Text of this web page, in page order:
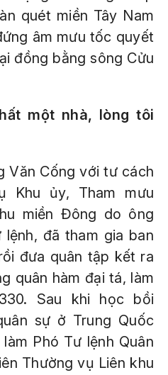
quét miền Tây Nam
âm mưu tốc quyết
đồng bằng sông Cửu
một nhà, lòng tôi
Văn Cống với tư cách
Khu ủy, Tham mưu
miền Đông do ông
đã tham gia ban
đưa quân tập kết ra
quân hàm đại tá, làm
Sau khi học bồi
sự ở Trung Quốc
Phó Tư lệnh Quân
Thường vụ Liên khu